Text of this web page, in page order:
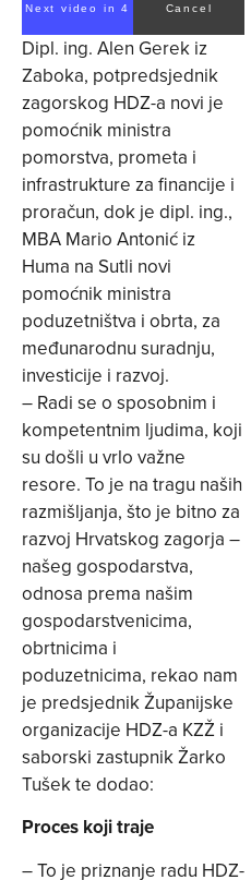
Next video in 3 Cancel
Dipl. ing. Alen Gerek iz
Zaboka, potpredsjednik
zagorskog HDZ-a novi je
pomoćnik ministra
pomorstva, prometa i
infrastrukture za financije i
proračun, dok je dipl. ing.,
MBA Mario Antonić iz
Huma na Sutli novi
pomoćnik ministra
poduzetništva i obrta, za
međunarodnu suradnju,
investicije i razvoj.
– Radi se o sposobnim i
kompetentnim ljudima, koji
su došli u vrlo važne
resore. To je na tragu naših
razmišljanja, što je bitno za
razvoj Hrvatskog zagorja –
našeg gospodarstva,
odnosa prema našim
gospodarstvenicima,
obrtnicima i
poduzetnicima, rekao nam
je predsjednik Županijske
organizacije HDZ-a KZŽ i
saborski zastupnik Žarko
Tušek te dodao:
Proces koji traje
– To je priznanje radu HDZ-